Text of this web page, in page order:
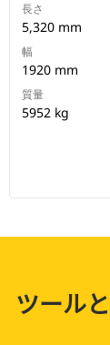
長さ
5,320 mm
幅
1920 mm
質量
5952 kg
ツール